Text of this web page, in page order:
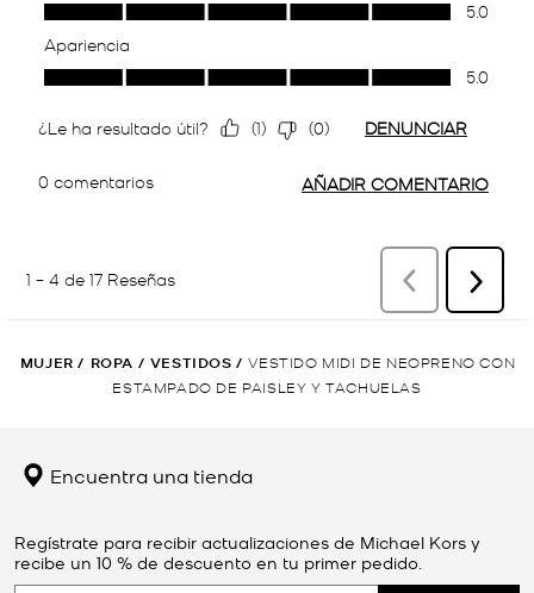
MUJER / ROPA / VESTIDOS / VESTIDO MIDI DE NEOPRENO CON
ESTAMPADO DE PAISLEY Y TACHUELAS
Encuentra una tienda
Regístrate para recibir actualizaciones de Michael Kors y
recibe un 10 % de descuento en tu primer pedido.